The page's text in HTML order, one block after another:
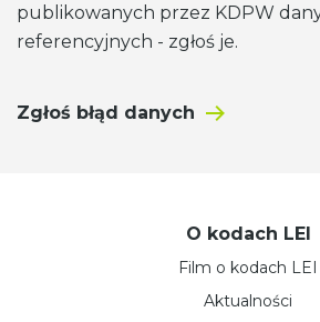
publikowanych przez KDPW
referencyjnych - zgłoś je.
Zgłoś błąd danych
O kodach LEI
Film o kodach LEI
Aktualności